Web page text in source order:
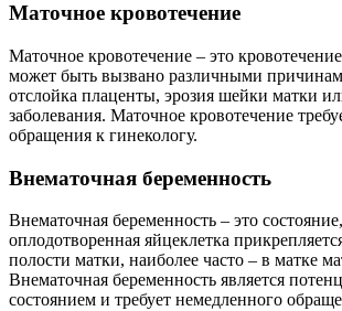
Маточное кровотечение
Маточное кровотечение – это
может быть вызвано различными
отслойка плаценты, эрозия шейки матки
заболевания. Маточное кровотечение
обращения к гинекологу.
Внематочная беременность
Внематочная беременность – это
оплодотворенная яйцеклетка
полости матки, наиболее часто – в матке
Внематочная беременность является
состоянием и требует немедленного